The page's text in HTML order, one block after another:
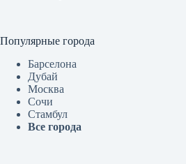
Популярные города
Барселона
Дубай
Москва
Сочи
Стамбул
Все города